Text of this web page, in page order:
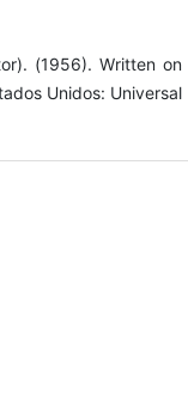
(1956). Written on
Unidos: Universal